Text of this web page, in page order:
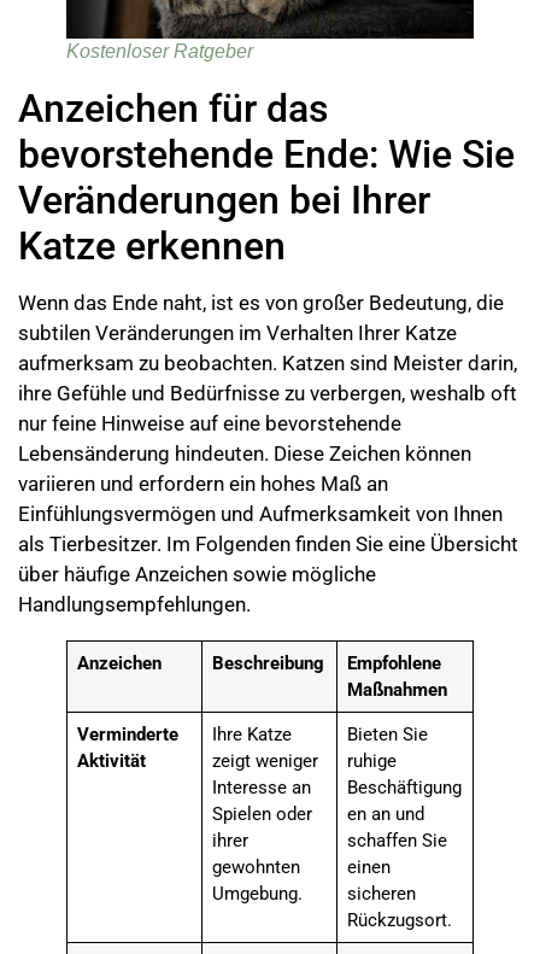
Kostenloser Ratgeber
Anzeichen für das
bevorstehende Ende: Wie Sie
Veränderungen bei Ihrer
Katze erkennen
Wenn das Ende naht, ist es von großer Bedeutung, die
subtilen Veränderungen im Verhalten Ihrer Katze
aufmerksam zu beobachten. Katzen sind Meister darin,
ihre Gefühle und Bedürfnisse zu verbergen, weshalb oft
nur feine Hinweise auf eine bevorstehende
Lebensänderung hindeuten. Diese Zeichen können
variieren und erfordern ein hohes Maß an
Einfühlungsvermögen und Aufmerksamkeit von Ihnen
als Tierbesitzer. Im Folgenden finden Sie eine Übersicht
über häufige Anzeichen sowie mögliche
Handlungsempfehlungen.
Anzeichen Beschreibung
Empfohlene
Maßnahmen
Verminderte
Aktivität
Ihre Katze
zeigt weniger
Interesse an
Spielen oder
ihrer
gewohnten
Umgebung.
Bieten Sie
ruhige
Beschäftigung
en an und
schaffen Sie
einen
sicheren
Rückzugsort.